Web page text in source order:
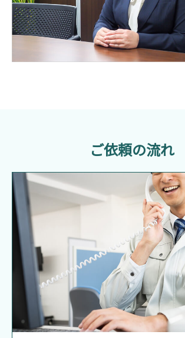
ご依頼の流れ